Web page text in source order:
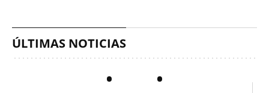
ÚLTIMAS NOTICIAS